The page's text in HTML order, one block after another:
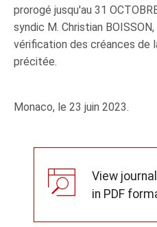
prorogé jusqu'au 31
syndic M. Christian
vérification des créances de
précitée.
Monaco, le 23 juin 2023.
View journal
in PDF